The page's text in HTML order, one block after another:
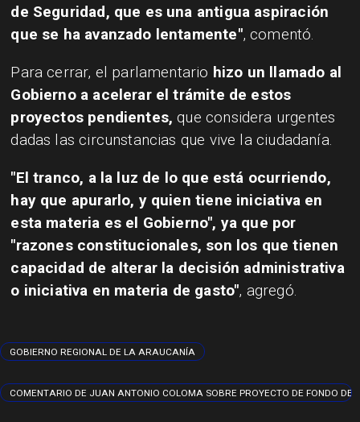
de Seguridad, que es una antigua aspiración
que se ha avanzado lentamente", comentó.
Para cerrar, el parlamentario hizo un llamado al
Gobierno a acelerar el trámite de estos
proyectos pendientes, que considera urgentes
dadas las circunstancias que vive la ciudadanía. ​
"El tranco, a la luz de lo que está ocurriendo,
hay que apurarlo, y quien tiene iniciativa en
esta materia es el Gobierno", ya que por
"razones constitucionales, son los que tienen
capacidad de alterar la decisión administrativa
o iniciativa en materia de gasto", agregó.
GOBIERNO REGIONAL DE LA ARAUCANÍA
COMENTARIO DE JUAN ANTONIO COLOMA SOBRE PROYECTO DE FONDO DE